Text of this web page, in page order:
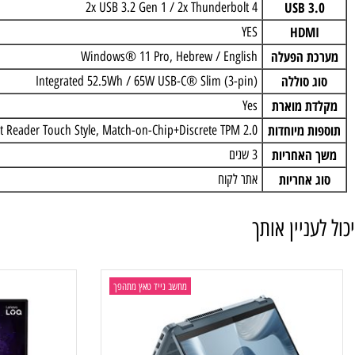
מסך Integrated AMD Radeon™ 860M Graphics
RJ-
YES
USB
2x USB 3.2 Gen 1 / 2x Thunderbolt 4
YES
הפעלה Windows® 11 Pro, Hebrew / English
סוללה Integrated 52.5Wh / 65W USB-C® Slim (3-pin)
מוארת Yes
מיוחדות Reader Touch Style, Match-on-Chip+Discrete TPM 2.0
3 שנים
אתר לקוח